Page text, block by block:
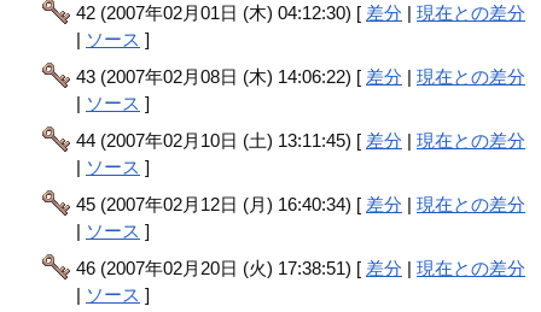
42 (2007年02月01日 (木) 04:12:30) [ 差分 |現在との差分
| ソース ]
43 (2007年02月08日 (木) 14:06:22) [ 差分 |現在との差分
| ソース ]
44 (2007年02月10日 (土) 13:11:45) [ 差分 |現在との差分
| ソース ]
45 (2007年02月12日 (月) 16:40:34) [ 差分 |現在との差分
| ソース ]
46 (2007年02月20日 (火) 17:38:51) [ 差分 |現在との差分
| ソース ]